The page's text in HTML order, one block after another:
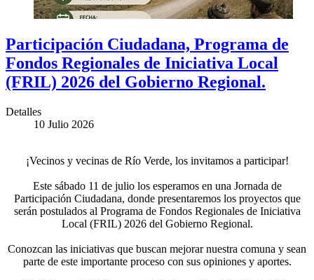
Participación Ciudadana, Programa de
Fondos Regionales de Iniciativa Local
(FRIL) 2026 del Gobierno Regional.
Detalles
10 Julio 2026
¡Vecinos y vecinas de Río Verde, los invitamos a participar!
Este sábado 11 de julio los esperamos en una Jornada de
Participación Ciudadana, donde presentaremos los proyectos que
serán postulados al Programa de Fondos Regionales de Iniciativa
Local (FRIL) 2026 del Gobierno Regional.
Conozcan las iniciativas que buscan mejorar nuestra comuna y sean
parte de este importante proceso con sus opiniones y aportes.